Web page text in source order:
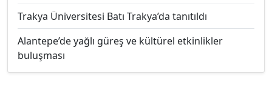
Trakya Üniversitesi Batı Trakya’da tanıtıldı
Alantepe’de yağlı güreş ve kültürel etkinlikler
buluşması